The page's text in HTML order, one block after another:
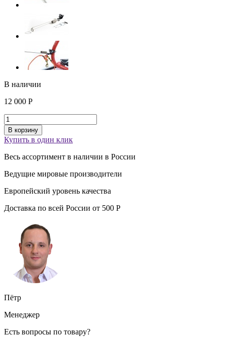
В наличии
12 000 Р
В корзину
Купить в один клик
Весь ассортимент в наличии в России
Ведущие мировые производители
Европейский уровень качества
Доставка по всей России от 500 Р
Пётр
Менеджер
Есть вопросы по товару?